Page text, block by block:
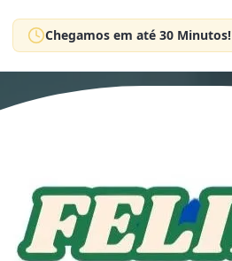
Chegamos em até 30 Minutos!